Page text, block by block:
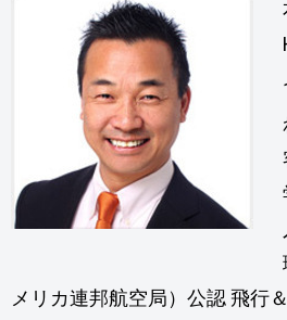
メリカ連邦航空局）公認 飛行